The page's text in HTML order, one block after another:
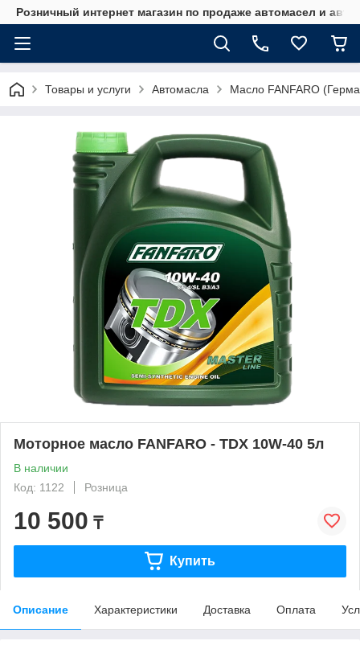
Розничный интернет магазин по продаже автомасел и
Товары и услуги Автомасла Масло FANFARO
Моторное масло FANFARO - TDX 10W-40 5л
В наличии
Код: 1122
Розница
10 500 ₸
Купить
Описание Характеристики Доставка Оплата